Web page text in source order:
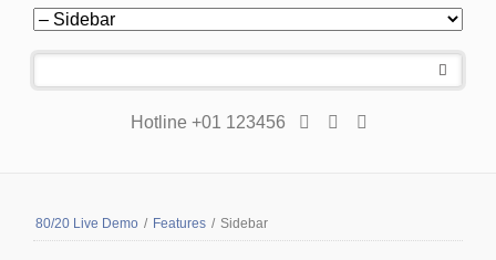
Hotline +01 123456
80/20 Live Demo / Features / Sidebar